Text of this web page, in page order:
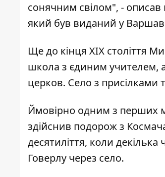
сонячним свілом", - описав
який був виданий у
Ще до кінця ХІХ століття
школа з єдиним учителем, а
церков. Село з присілками
Ймовірно одним з перших
здійснив подорож з
десятиліття, коли
Говерлу через село.